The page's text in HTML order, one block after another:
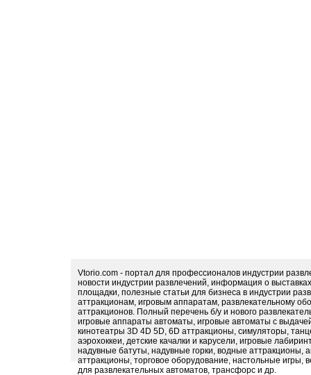
Vtorio.com - портал для профессионалов индустрии
новости индустрии развлечений, информация о
площадки, полезные статьи для бизнеса в индустрии
аттракционам, игровым аппаратам, развлекательному
аттракционов. Полный перечень б/у и нового
игровые аппараты автоматы, игровые автоматы с
кинотеатры 3D 4D 5D, 6D аттракционы, симуляторы,
аэрохоккеи, детские качалки и карусели, игровые
надувные батуты, надувные горки, водные
аттракционы, торговое оборудование, настольные игры,
для развлекательных автоматов, трансфорс и др.